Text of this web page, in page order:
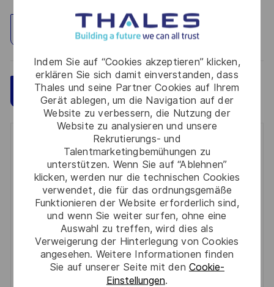
Indem Sie auf “Cookies akzeptieren” klicken,
erklären Sie sich damit einverstanden, dass
Thales und seine Partner Cookies auf Ihrem
Gerät ablegen, um die Navigation auf der
Website zu verbessern, die Nutzung der
Website zu analysieren und unsere
Rekrutierungs- und
Talentmarketingbemühungen zu
unterstützen. Wenn Sie auf “Ablehnen”
klicken, werden nur die technischen Cookies
verwendet, die für das ordnungsgemäße
Funktionieren der Website erforderlich sind,
und wenn Sie weiter surfen, ohne eine
Auswahl zu treffen, wird dies als
Verweigerung der Hinterlegung von Cookies
angesehen. Weitere Informationen finden
Sie auf unserer Seite mit den Cookie-
Einstellungen.
Standort erkunden
Jetzt bewerben Speichern
Get notified for similar jobs
You'll receive updates once a week
Enter
(Required)
Required
Prüfen Sie die Bedingungen für die Verarbeitung
persönlicher Daten und stimmen Sie ihnen zu
Aktivieren